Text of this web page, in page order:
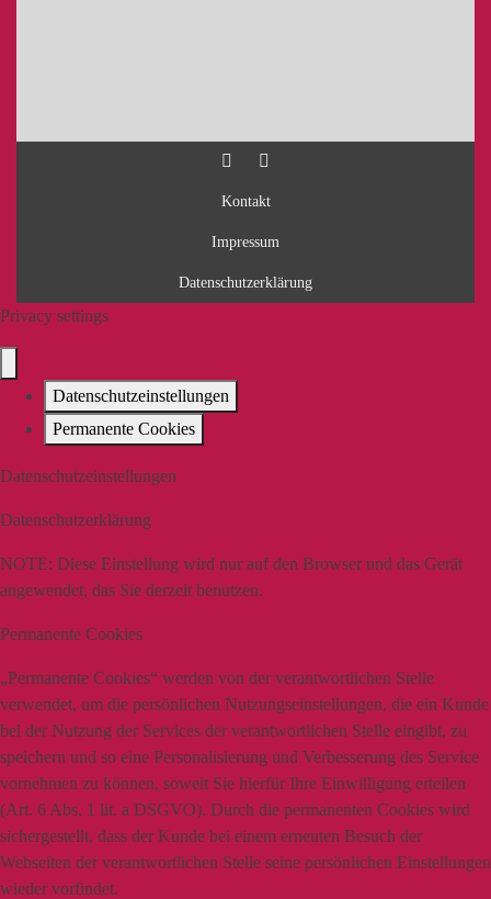
Kontakt
Impressum
Datenschutzerklärung
Privacy settings
Datenschutzeinstellungen
Permanente Cookies
Datenschutzeinstellungen
Datenschutzerklärung
NOTE: Diese Einstellung wird nur auf den Browser und das Gerät
angewendet, das Sie derzeit benutzen.
Permanente Cookies
„Permanente Cookies“ werden von der verantwortlichen Stelle
verwendet, um die persönlichen Nutzungseinstellungen, die ein Kunde
bei der Nutzung der Services der verantwortlichen Stelle eingibt, zu
speichern und so eine Personalisierung und Verbesserung des Service
vornehmen zu können, soweit Sie hierfür Ihre Einwilligung erteilen
(Art. 6 Abs. 1 lit. a DSGVO). Durch die permanenten Cookies wird
sichergestellt, dass der Kunde bei einem erneuten Besuch der
Webseiten der verantwortlichen Stelle seine persönlichen Einstellungen
wieder vorfindet.